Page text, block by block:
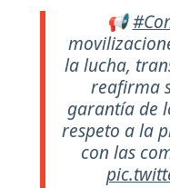
📢
la lucha,
reafirma
garantía de
respeto a la
con las